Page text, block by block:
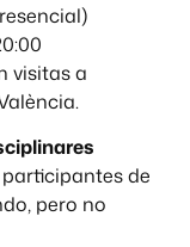
visitas a
de
pero no